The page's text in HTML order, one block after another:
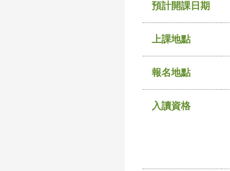
預計開課日期
上課地點
報名地點
入讀資格